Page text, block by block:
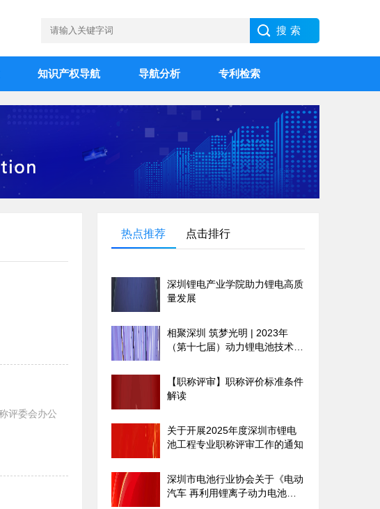
知识产权导航 导航分析 专利检索
评委会办公
热点推荐 点击排行
深圳锂电产业学院助力锂电高质
量发展
相聚深圳 筑梦光明 | 2023年
（第十七届）动力锂电池技术及
【职称评审】职称评价标准条件
解读
关于开展2025年度深圳市锂电
池工程专业职称评审工作的通知
深圳市电池行业协会关于《电动
汽车 再利用锂离子动力电池设